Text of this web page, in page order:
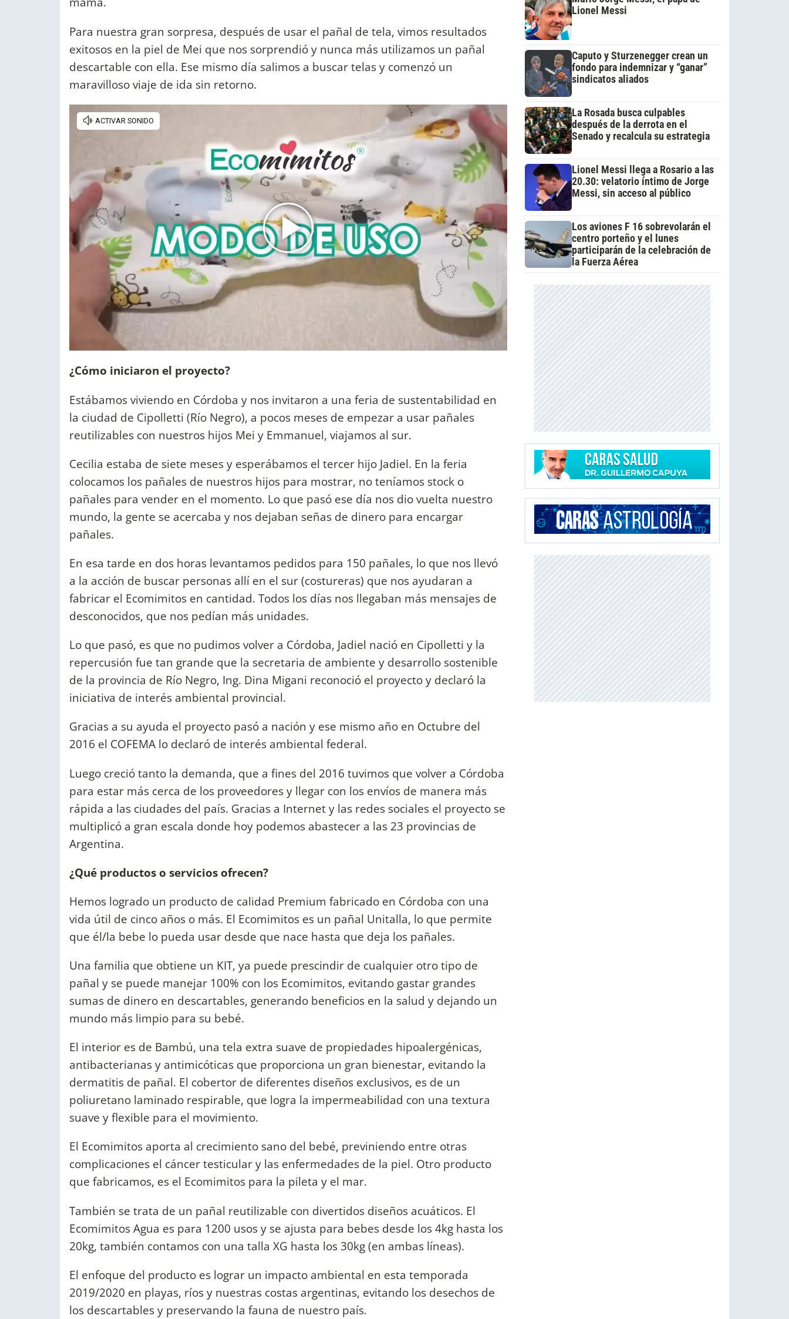
Para nuestra gran sorpresa, después de usar el pañal de tela, vimos resultados
exitosos en la piel de Mei que nos sorprendió y nunca más utilizamos un pañal
descartable con ella. Ese mismo día salimos a buscar telas y comenzó un
maravilloso viaje de ida sin retorno.
¿Cómo iniciaron el proyecto?
Estábamos viviendo en Córdoba y nos invitaron a una feria de sustentabilidad en
la ciudad de Cipolletti (Río Negro), a pocos meses de empezar a usar pañales
reutilizables con nuestros hijos Mei y Emmanuel, viajamos al sur.
Cecilia estaba de siete meses y esperábamos el tercer hijo Jadiel. En la feria
colocamos los pañales de nuestros hijos para mostrar, no teníamos stock o
pañales para vender en el momento. Lo que pasó ese día nos dio vuelta nuestro
mundo, la gente se acercaba y nos dejaban señas de dinero para encargar
pañales.
En esa tarde en dos horas levantamos pedidos para 150 pañales, lo que nos llevó
a la acción de buscar personas allí en el sur (costureras) que nos ayudaran a
fabricar el Ecomimitos en cantidad. Todos los días nos llegaban más mensajes de
desconocidos, que nos pedían más unidades.
Lo que pasó, es que no pudimos volver a Córdoba, Jadiel nació en Cipolletti y la
repercusión fue tan grande que la secretaria de ambiente y desarrollo sostenible
de la provincia de Río Negro, Ing. Dina Migani reconoció el proyecto y declaró la
iniciativa de interés ambiental provincial.
Gracias a su ayuda el proyecto pasó a nación y ese mismo año en Octubre del
2016 el COFEMA lo declaró de interés ambiental federal.
Luego creció tanto la demanda, que a fines del 2016 tuvimos que volver a Córdoba
para estar más cerca de los proveedores y llegar con los envíos de manera más
rápida a las ciudades del país. Gracias a Internet y las redes sociales el proyecto se
multiplicó a gran escala donde hoy podemos abastecer a las 23 provincias de
Argentina.
¿Qué productos o servicios ofrecen?
Hemos logrado un producto de calidad Premium fabricado en Córdoba con una
vida útil de cinco años o más. El Ecomimitos es un pañal Unitalla, lo que permite
que él/la bebe lo pueda usar desde que nace hasta que deja los pañales.
Una familia que obtiene un KIT, ya puede prescindir de cualquier otro tipo de
pañal y se puede manejar 100% con los Ecomimitos, evitando gastar grandes
sumas de dinero en descartables, generando beneficios en la salud y dejando un
mundo más limpio para su bebé.
El interior es de Bambú, una tela extra suave de propiedades hipoalergénicas,
antibacterianas y antimicóticas que proporciona un gran bienestar, evitando la
dermatitis de pañal. El cobertor de diferentes diseños exclusivos, es de un
poliuretano laminado respirable, que logra la impermeabilidad con una textura
suave y flexible para el movimiento.
El Ecomimitos aporta al crecimiento sano del bebé, previniendo entre otras
complicaciones el cáncer testicular y las enfermedades de la piel. Otro producto
que fabricamos, es el Ecomimitos para la pileta y el mar.
También se trata de un pañal reutilizable con divertidos diseños acuáticos. El
Ecomimitos Agua es para 1200 usos y se ajusta para bebes desde los 4kg hasta los
20kg, también contamos con una talla XG hasta los 30kg (en ambas líneas).
El enfoque del producto es lograr un impacto ambiental en esta temporada
2019/2020 en playas, ríos y nuestras costas argentinas, evitando los desechos de
los descartables y preservando la fauna de nuestro país.
Lionel Messi
Caputo y Sturzenegger crean un
fondo para indemnizar y “ganar”
sindicatos aliados
La Rosada busca culpables
después de la derrota en el
Senado y recalcula su estrategia
Lionel Messi llega a Rosario a las
20.30: velatorio íntimo de Jorge
Messi, sin acceso al público
Los aviones F 16 sobrevolarán el
centro porteño y el lunes
participarán de la celebración de
la Fuerza Aérea